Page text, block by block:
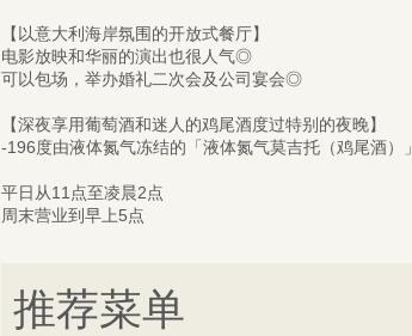
【以意大利海岸氛围的开放式餐厅】
电影放映和华丽的演出也很人气◎
可以包场，举办婚礼二次会及公司宴会◎
【深夜享用葡萄酒和迷人的鸡尾酒度过特别的夜晚】
-196度由液体氮气冻结的「液体氮气莫吉托（鸡尾酒）」
平日从11点至凌晨2点
周末营业到早上5点
推荐菜单